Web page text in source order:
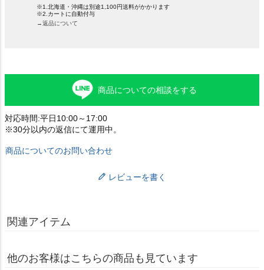
※1.北海道・沖縄は別途1,100円送料がかかります
※2.カートに自動付与
→返品について
商品についての相談をする
対応時間:平日10:00～17:00
※30分以内の返信にて運用中。
商品についてのお問い合わせ
レビューを書く
関連アイテム
他のお客様はこちらの商品も見ています